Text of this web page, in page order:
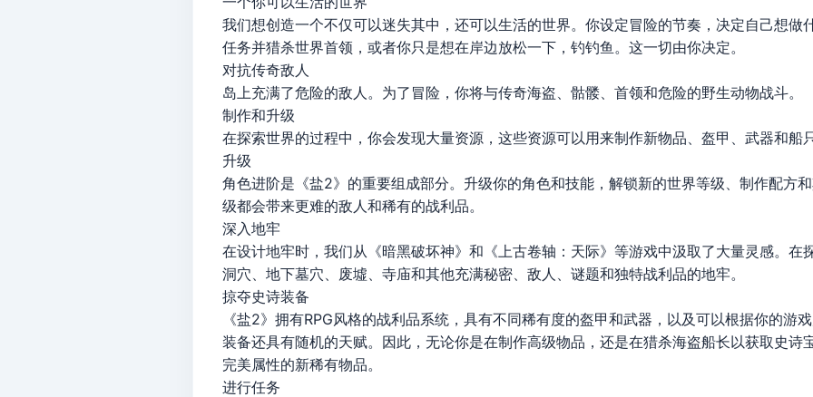
我们想创造一个不仅可以迷失其中，还可以生活的世界。你设定冒险的节奏，决定自己想做
任务并猎杀世界首领，或者你只是想在岸边放松一下，钓钓鱼。这一切由你决定。
对抗传奇敌人
岛上充满了危险的敌人。为了冒险，你将与传奇海盗、骷髅、首领和危险的野生动物战斗。
制作和升级
在探索世界的过程中，你会发现大量资源，这些资源可以用来制作新物品、盔甲、武器和船
升级
角色进阶是《盐2》的重要组成部分。升级你的角色和技能，解锁新的世界等级、制作配方
级都会带来更难的敌人和稀有的战利品。
深入地牢
在设计地牢时，我们从《暗黑破坏神》和《上古卷轴：天际》等游戏中汲取了大量灵感。在
洞穴、地下墓穴、废墟、寺庙和其他充满秘密、敌人、谜题和独特战利品的地牢。
掠夺史诗装备
《盐2》拥有RPG风格的战利品系统，具有不同稀有度的盔甲和武器，以及可以根据你的游
装备还具有随机的天赋。因此，无论你是在制作高级物品，还是在猎杀海盗船长以获取史诗
完美属性的新稀有物品。
进行任务